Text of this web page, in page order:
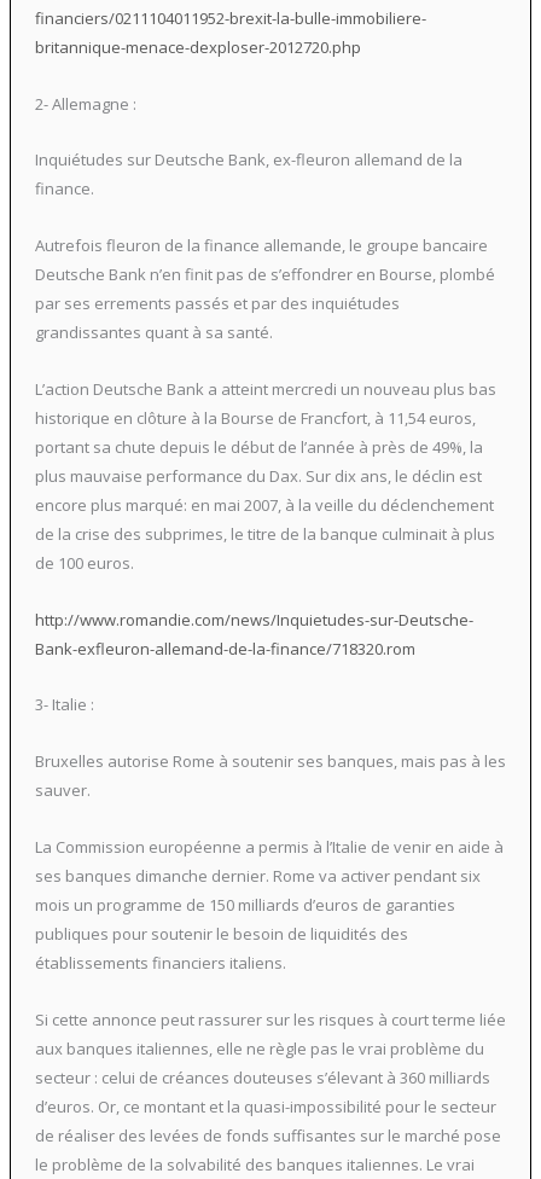
financiers/0211104011952-brexit-la-bulle-immobiliere-
britannique-menace-dexploser-2012720.php
2- Allemagne :
Inquiétudes sur Deutsche Bank, ex-fleuron allemand de la
finance.
Autrefois fleuron de la finance allemande, le groupe bancaire
Deutsche Bank n’en finit pas de s’effondrer en Bourse, plombé
par ses errements passés et par des inquiétudes
grandissantes quant à sa santé.
L’action Deutsche Bank a atteint mercredi un nouveau plus bas
historique en clôture à la Bourse de Francfort, à 11,54 euros,
portant sa chute depuis le début de l’année à près de 49%, la
plus mauvaise performance du Dax. Sur dix ans, le déclin est
encore plus marqué: en mai 2007, à la veille du déclenchement
de la crise des subprimes, le titre de la banque culminait à plus
de 100 euros.
http://www.romandie.com/news/Inquietudes-sur-Deutsche-
Bank-exfleuron-allemand-de-la-finance/718320.rom
3- Italie :
Bruxelles autorise Rome à soutenir ses banques, mais pas à les
sauver.
La Commission européenne a permis à l’Italie de venir en aide à
ses banques dimanche dernier. Rome va activer pendant six
mois un programme de 150 milliards d’euros de garanties
publiques pour soutenir le besoin de liquidités des
établissements financiers italiens.
Si cette annonce peut rassurer sur les risques à court terme liée
aux banques italiennes, elle ne règle pas le vrai problème du
secteur : celui de créances douteuses s’élevant à 360 milliards
d’euros. Or, ce montant et la quasi-impossibilité pour le secteur
de réaliser des levées de fonds suffisantes sur le marché pose
le problème de la solvabilité des banques italiennes. Le vrai